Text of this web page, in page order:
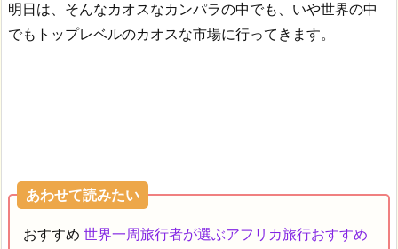
明日は、そんなカオスなカンパラの中でも、いや世界の中
でもトップレベルのカオスな市場に行ってきます。
あわせて読みたい
おすすめ 世界一周旅行者が選ぶアフリカ旅行おすすめ